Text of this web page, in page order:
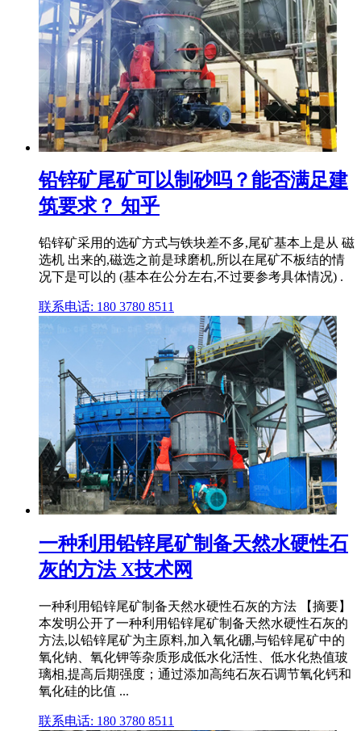
铅锌矿尾矿可以制砂吗？能否满足建
筑要求？ 知乎
铅锌矿采用的选矿方式与铁块差不多,尾矿基本上是从 磁
选机 出来的,磁选之前是球磨机,所以在尾矿不板结的情
况下是可以的 (基本在公分左右,不过要参考具体情况) .
联系电话: 180 3780 8511
一种利用铅锌尾矿制备天然水硬性石
灰的方法 X技术网
一种利用铅锌尾矿制备天然水硬性石灰的方法 【摘要】
本发明公开了一种利用铅锌尾矿制备天然水硬性石灰的
方法,以铅锌尾矿为主原料,加入氧化硼,与铅锌尾矿中的
氧化钠、氧化钾等杂质形成低水化活性、低水化热值玻
璃相,提高后期强度；通过添加高纯石灰石调节氧化钙和
氧化硅的比值 ...
联系电话: 180 3780 8511